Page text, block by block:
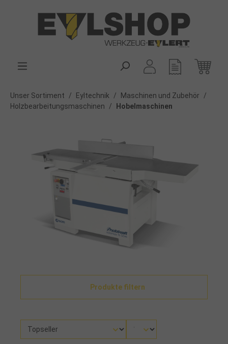
Unser Sortiment / Eyltechnik / Maschinen und Zubehör
/
Holzbearbeitungsmaschinen
/ Hobelmaschinen
Produkte filtern